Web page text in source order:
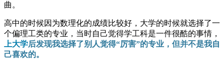
曲。
高中的时候因为数理化的成绩比较好，大学的时候就选择了一
个偏理工类的专业，当时自己觉得学工科是一件很酷的事情，
上大学后发现我选择了别人觉得“厉害”的专业，但并不是我自
己喜欢的。